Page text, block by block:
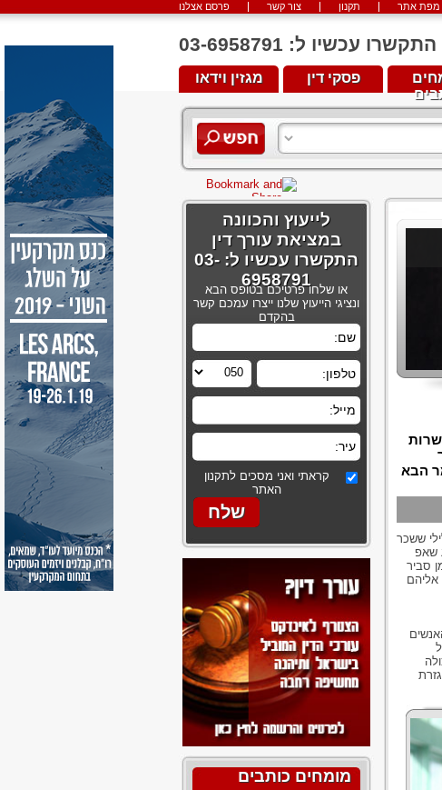
פרסם אצלנו צור קשר תקנון מפת אתר
עכשיו ל: 03-6958791
מגזין וידאו פסקי דין
הבא
ששכר
שאפ
סביר
אליהם
לייעוץ והכוונה
במציאת עורך דין
התקשרו עכשיו ל: 03-
6958791
או שלחו פרטיכם בטופס הבא
ונציגי הייעוץ שלנו ייצרו עמכם קשר
בהקדם
קראתי ואני מסכים לתקנון
האתר
מומחים כותבים